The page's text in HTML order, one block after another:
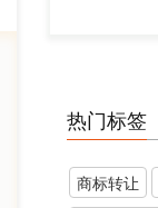
热门标签
商标转让